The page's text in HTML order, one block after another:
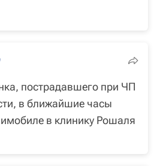
пострадавшего при ЧП
в ближайшие часы
в клинику Рошаля